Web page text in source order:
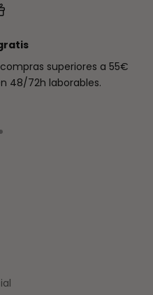
superiores a 55€
48/72h laborables.
artículo 1
al artículo 2
al artículo 3